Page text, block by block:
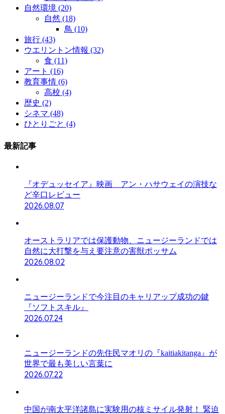
自然環境 (20)
自然 (18)
鳥 (10)
旅行 (43)
ウエリントン情報 (32)
食 (11)
アート (16)
教育事情 (6)
高校 (4)
歴史 (2)
シネマ (48)
ひとりごと (4)
最新記事
『オデュッセイア』映画 アン・ハサウェイの演技な
ど辛口レビュー
2026.08.07
オーストラリアでは保護動物、ニュージーランドでは
自然に大打撃を与え要注意の害獣ポッサム
2026.08.02
ニュージーランドで今注目のキャリアップ成功の鍵
『ソフトスキル』
2026.07.24
ニュージーランドの先住民マオリの『kaitiakitanga』が
世界で最も美しい言葉に
2026.07.22
中国が南太平洋諸島に実験用の核ミサイル発射！ 緊迫